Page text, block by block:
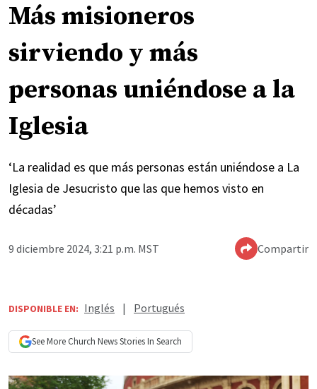
Más misioneros
sirviendo y más
personas uniéndose a la
Iglesia
‘La realidad es que más personas están uniéndose a La
Iglesia de Jesucristo que las que hemos visto en
décadas’
9 diciembre 2024, 3:21 p.m. MST Compartir
DISPONIBLE EN: Inglés | Portugués
See More Church NewsStories In Search